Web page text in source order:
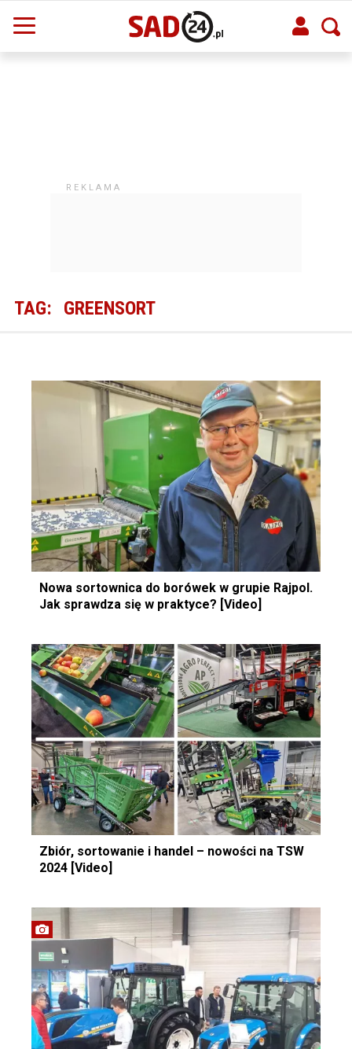
TAG: GREENSORT
Nowa sortownica do borówek w grupie Rajpol.
Jak sprawdza się w praktyce? [Video]
Zbiór, sortowanie i handel – nowości na TSW
2024 [Video]